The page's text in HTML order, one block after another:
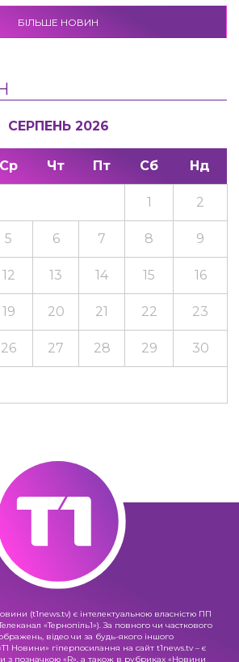
БІЛЬШЕ НОВИН
СЕРПЕНЬ 2026
Ср Чт Пт Сб Нд
1 2
5 6 7 8 9
12 13 14 15 16
19 20 21 22 23
26 27 28 29 30
(t1news.tv) є інтелектуальною власністю ПП
«Тернопіль1»). За повного чи часткового
відео чи за будь-якого іншого
Новини» гіперпосилання на сайт t1news.tv – є
з позначкою «R», а також в рубриках «Новини